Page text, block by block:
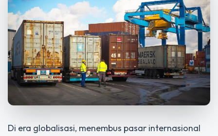
Di era globalisasi, menembus pasar internasional